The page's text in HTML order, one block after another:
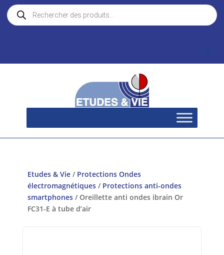
Recherche
de
produits
Etudes & Vie/ Protections Ondes
électromagnétiques/ Protections anti-ondes
smartphones/ Oreillette anti ondes ibrain Or
FC31-E à tube d’air